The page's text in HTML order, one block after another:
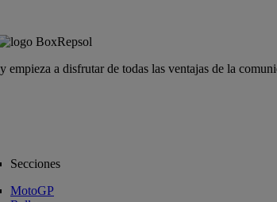
empieza a disfrutar de todas las ventajas de la
Secciones
MotoGP